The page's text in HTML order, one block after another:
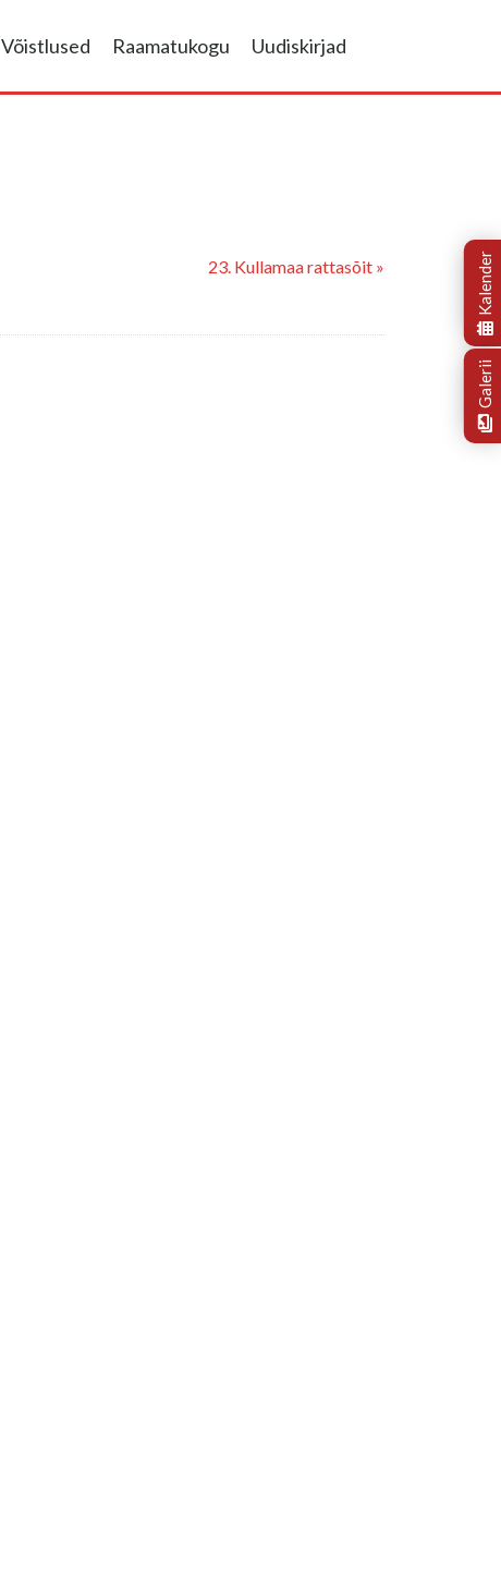
Kalender
Galerii
Võistlused Raamatukogu Uudiskirjad
23. Kullamaa rattasõit »